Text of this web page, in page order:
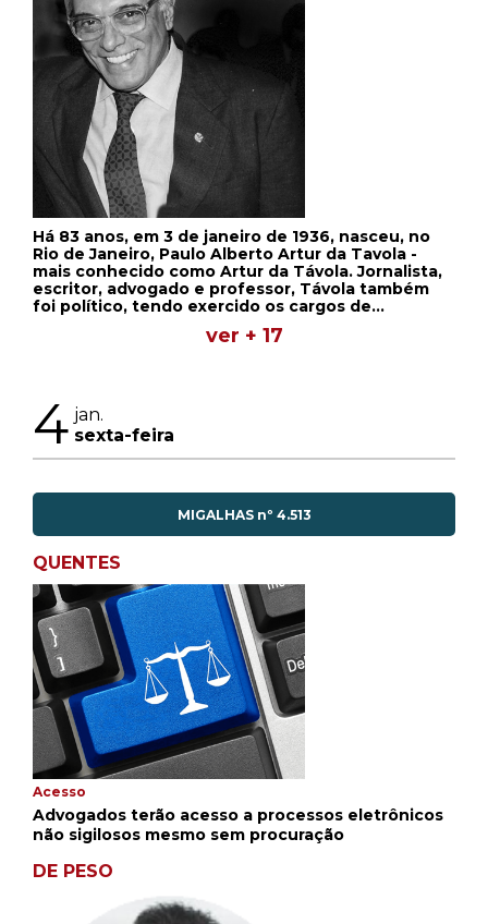
Há 83 anos, em 3 de janeiro de 1936, nasceu, no
Rio de Janeiro, Paulo Alberto Artur da Tavola -
mais conhecido como Artur da Távola. Jornalista,
escritor, advogado e professor, Távola também
foi político, tendo exercido os cargos de
deputado Federal, pelo antigo Estado de
Guanabara, e de senador, pelo Estado do Rio de
ver + 17
4 jan.
sexta-feira
MIGALHAS nº 4.513
QUENTES
Acesso
Advogados terão acesso a processos eletrônicos
não sigilosos mesmo sem procuração
DE PESO